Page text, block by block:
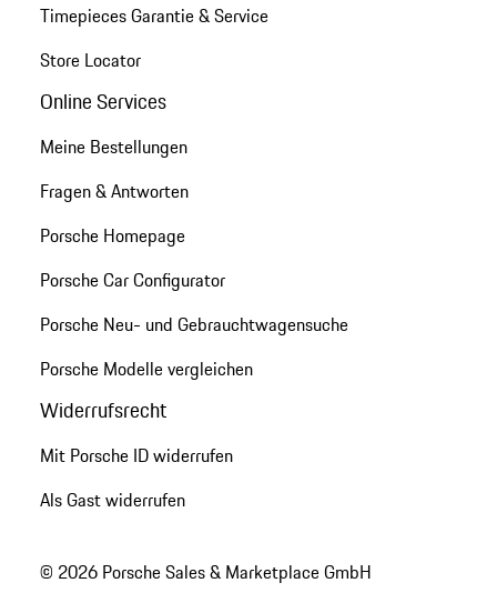
Timepieces Garantie & Service
Store Locator
Online Services
Meine Bestellungen
Fragen & Antworten
Porsche Homepage
Porsche Car Configurator
Porsche Neu- und Gebrauchtwagensuche
Porsche Modelle vergleichen
Widerrufsrecht
Mit Porsche ID widerrufen
Als Gast widerrufen
© 2026 Porsche Sales & Marketplace GmbH